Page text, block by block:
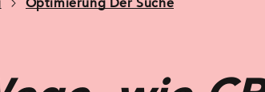
Optimierung Der Suche